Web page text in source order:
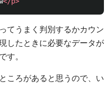
てうまく判別するかカウン
したときに必要なデータが
す。
ころがあると思うので、い